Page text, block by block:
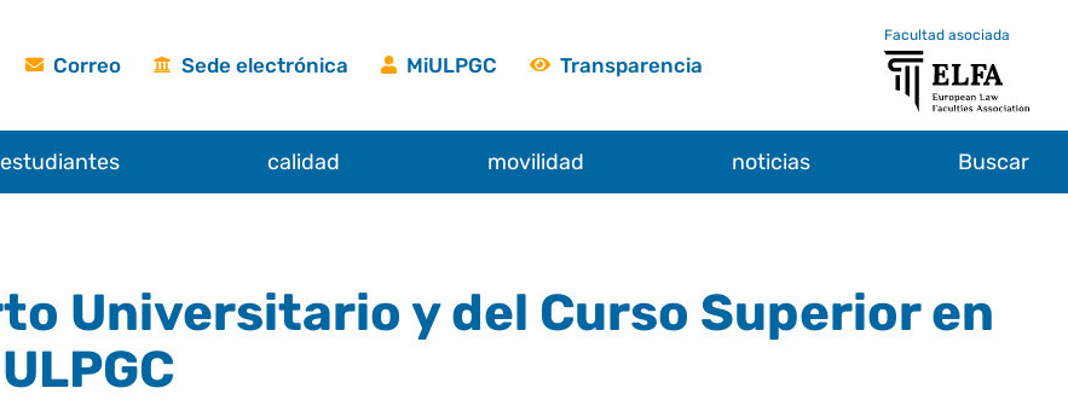
Correo Sede electrónica MiULPGC Transparencia
Facultad asociada
estudiantes calidad movilidad noticias Buscar
Universitario y del Curso Superior en